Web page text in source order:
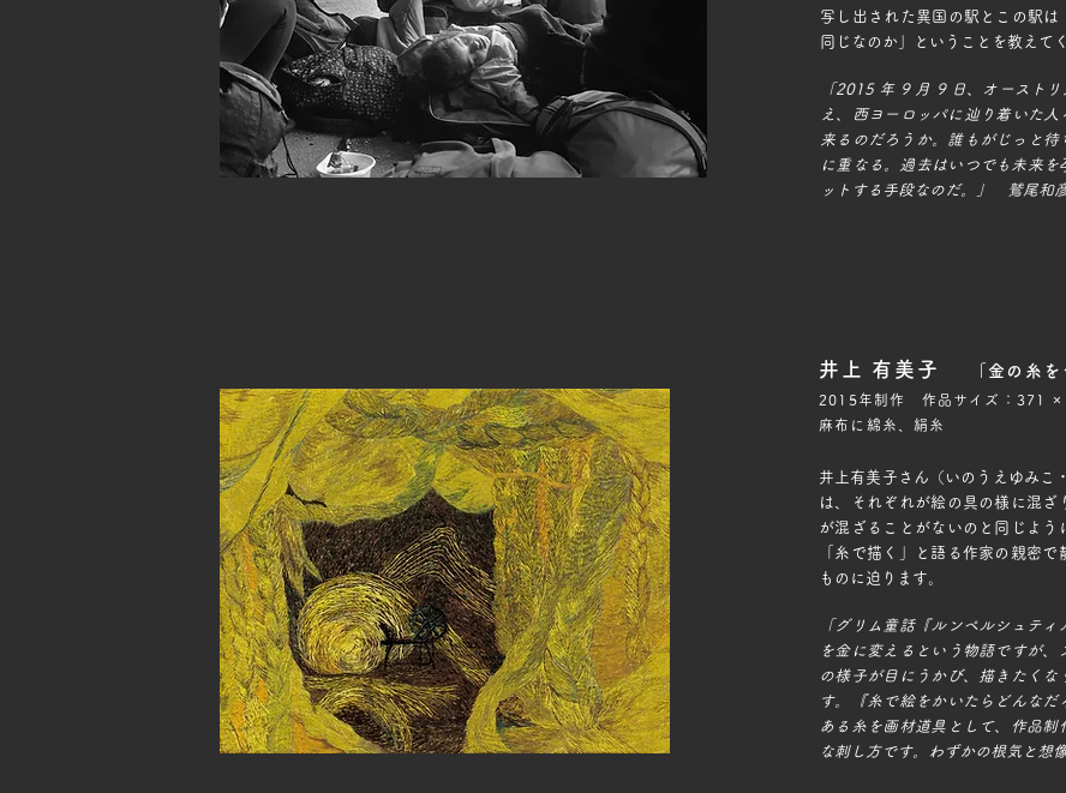
写し出された異国の駅とこの駅
同じなのか」ということを教えて
「2015 年 9 月 9 日、オースト
え、西ヨーロッパに辿り着いた
来るのだろうか。誰もがじっと
に重なる。過去はいつでも未来
ットする手段なのだ。」 鷲尾和
井上 有美子 「金の糸
2015年制作 作品サイズ：371 ×
麻布に綿糸、絹糸
井上有美子さん（いのうえゆみこ
は、それぞれが絵の具の様に混
が混ざることがないのと同じよう
「糸で描く」と語る作家の親密
ものに迫ります。
「グリム童話『ルンペルシュテ
を金に変えるという物語ですが
の様子が目にうかび、描きたく
す。『糸で絵をかいたらどんな
ある糸を画材道具として、作品
な刺し方です。わずかの根気と